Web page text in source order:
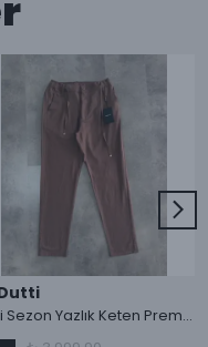
Yeni Sezon Yazlık Keten Premium Pantolon